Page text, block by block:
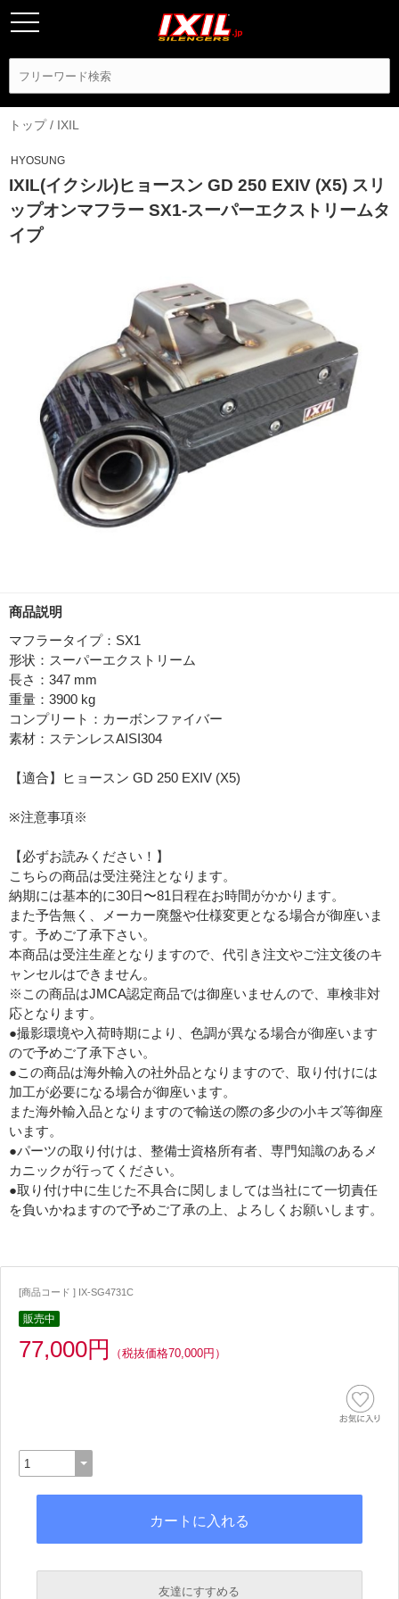
トップ/ IXIL
HYOSUNG
IXIL(イクシル)ヒョースン GD 250 EXIV (X5) スリ
ップオンマフラー SX1-スーパーエクストリームタ
イプ
商品説明
マフラータイプ：SX1
形状：スーパーエクストリーム
長さ：347 mm
重量：3900 kg
コンプリート：カーボンファイバー
素材：ステンレスAISI304
【適合】ヒョースン GD 250 EXIV (X5)
※注意事項※
【必ずお読みください！】
こちらの商品は受注発注となります。
納期には基本的に30日〜81日程在お時間がかかります。
また予告無く、メーカー廃盤や仕様変更となる場合が御座いま
す。予めご了承下さい。
本商品は受注生産となりますので、代引き注文やご注文後のキ
ャンセルはできません。
※この商品はJMCA認定商品では御座いませんので、車検非対
応となります。
●撮影環境や入荷時期により、色調が異なる場合が御座います
ので予めご了承下さい。
●この商品は海外輸入の社外品となりますので、取り付けには
加工が必要になる場合が御座います。
また海外輸入品となりますので輸送の際の多少の小キズ等御座
います。
●パーツの取り付けは、整備士資格所有者、専門知識のあるメ
カニックが行ってください。
●取り付け中に生じた不具合に関しましては当社にて一切責任
を負いかねますので予めご了承の上、よろしくお願いします。
[商品コード ] IX-SG4731C
販売中
77,000円 （税抜価格70,000円）
友達にすすめる